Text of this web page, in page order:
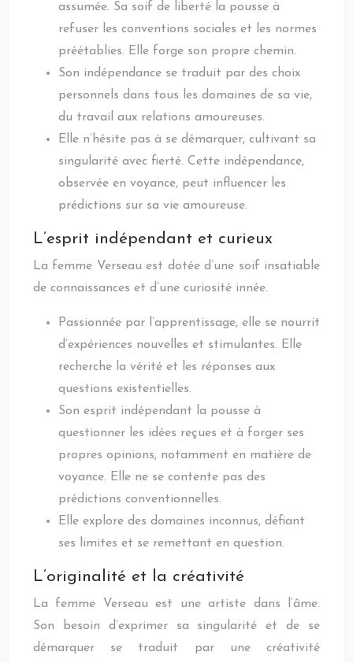
assumée. Sa soif de liberté la pousse à
refuser les conventions sociales et les normes
préétablies. Elle forge son propre chemin.
Son indépendance se traduit par des choix
personnels dans tous les domaines de sa vie,
du travail aux relations amoureuses.
Elle n’hésite pas à se démarquer, cultivant sa
singularité avec fierté. Cette indépendance,
observée en voyance, peut influencer les
prédictions sur sa vie amoureuse.
L’esprit indépendant et curieux
La femme Verseau est dotée d’une soif insatiable
de connaissances et d’une curiosité innée.
Passionnée par l’apprentissage, elle se nourrit
d’expériences nouvelles et stimulantes. Elle
recherche la vérité et les réponses aux
questions existentielles.
Son esprit indépendant la pousse à
questionner les idées reçues et à forger ses
propres opinions, notamment en matière de
voyance. Elle ne se contente pas des
prédictions conventionnelles.
Elle explore des domaines inconnus, défiant
ses limites et se remettant en question.
L’originalité et la créativité
La femme Verseau est une artiste dans l’âme.
Son besoin d’exprimer sa singularité et de se
démarquer se traduit par une créativité